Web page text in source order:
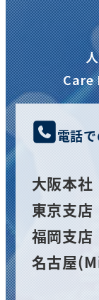
Care
電話
大阪本社
東京支
福岡支
名古屋